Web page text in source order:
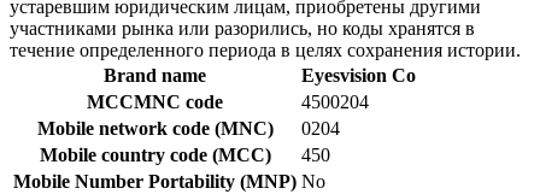
устаревшим юридическим лицам, приобретены другими
участниками рынка или разорились, но коды хранятся в
течение определенного периода в целях сохранения истории.
Brand name
Eyesvision Co
MCCMNC code
4500204
Mobile network code (MNC)
0204
Mobile country code (MCC)
450
Mobile Number Portability (MNP) No